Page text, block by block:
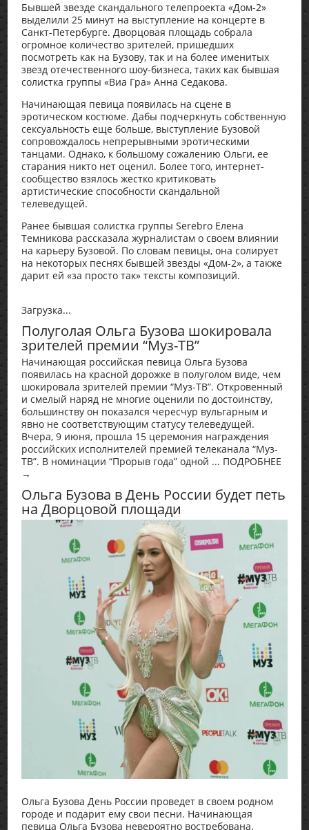
Бывшей звезде скандального телепроекта «Дом-2»
выделили 25 минут на выступление на концерте в
Санкт-Петербурге. Дворцовая площадь собрала
огромное количество зрителей, пришедших
посмотреть как на Бузову, так и на более именитых
звезд отечественного шоу-бизнеса, таких как бывшая
солистка группы «Виа Гра» Анна Седакова.
Начинающая певица появилась на сцене в
эротическом костюме. Дабы подчеркнуть собственную
сексуальность еще больше, выступление Бузовой
сопровождалось непрерывными эротическими
танцами. Однако, к большому сожалению Ольги, ее
старания никто нет оценил. Более того, интернет-
сообщество взялось жестко критиковать
артистические способности скандальной
телеведущей.
Ранее бывшая солистка группы Serebro Елена
Темникова рассказала журналистам о своем влиянии
на карьеру Бузовой. По словам певицы, она солирует
на некоторых песнях бывшей звезды «Дом-2», а также
дарит ей «за просто так» тексты композиций.
Загрузка...
Полуголая Ольга Бузова шокировала
зрителей премии “Муз-ТВ”
Начинающая российская певица Ольга Бузова
появилась на красной дорожке в полуголом виде, чем
шокировала зрителей премии “Муз-ТВ”. Откровенный
и смелый наряд не многие оценили по достоинству,
большинству он показался чересчур вульгарным и
явно не соответствующим статусу телеведущей.
Вчера, 9 июня, прошла 15 церемония награждения
российских исполнителей премией телеканала “Муз-
ТВ”. В номинации “Прорыв года” одной ... ПОДРОБНЕЕ
→
Ольга Бузова в День России будет петь
на Дворцовой площади
Ольга Бузова День России проведет в своем родном
городе и подарит ему свои песни. Начинающая
певица Ольга Бузова невероятно востребована.